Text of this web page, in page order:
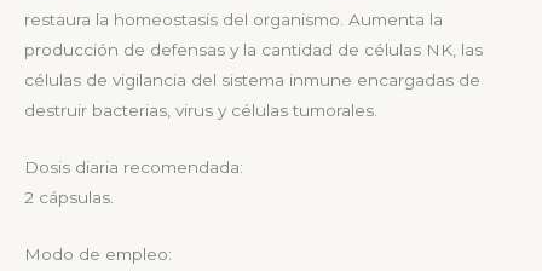
restaura la homeostasis del organismo. Aumenta la
producción de defensas y la cantidad de células NK, las
células de vigilancia del sistema inmune encargadas de
destruir bacterias, virus y células tumorales.
Dosis diaria recomendada:
2 cápsulas.
Modo de empleo: